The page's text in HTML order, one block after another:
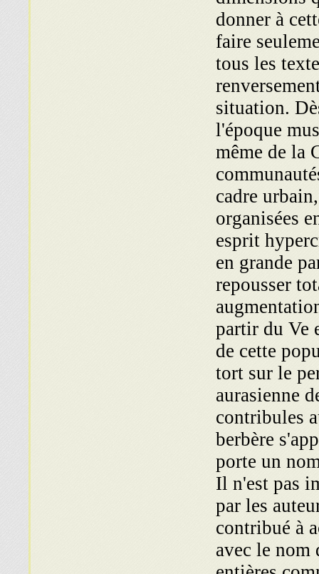
donner à
faire
tous les
situation.
l'époque
même de la
cadre
organisées
esprit
en grande
repousser
partir du Ve
de cette
tort sur le
aurasienne
contribules
berbère
porte un
Il n'est pas
par les
contribué à
avec le nom